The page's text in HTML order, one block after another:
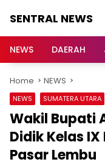
SENTRAL NEWS
NEWS
NEWS DAERAH
Home NEWS
NEWS SUMATERA UTARA
Wakil Bupati
Didik Kelas
Pasar Lembu